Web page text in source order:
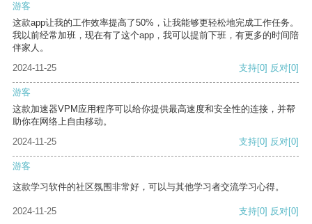
游客
这款app让我的工作效率提高了50%，让我能够更轻松地完成工作任务。
我以前经常加班，现在有了这个app，我可以提前下班，有更多的时间陪
伴家人。
2024-11-25
支持[0] 反对[0]
游客
这款加速器VPM应用程序可以给你提供最高速度和安全性的连接，并帮
助你在网络上自由移动。
2024-11-25
支持[0] 反对[0]
游客
这款学习软件的社区氛围非常好，可以与其他学习者交流学习心得。
2024-11-25 支持[0] 反对[0]